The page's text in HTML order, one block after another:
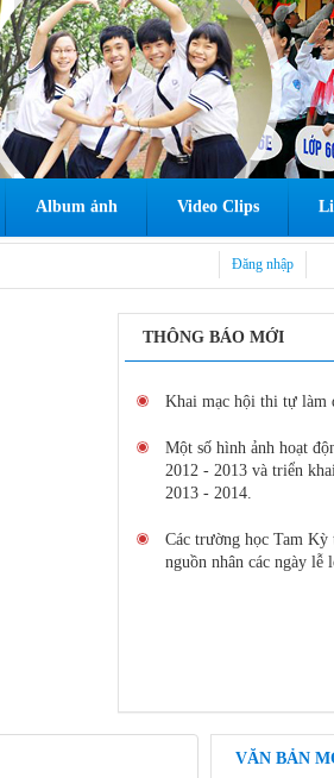
Album ảnh Video Clips
Đăng nhập
THÔNG BÁO MỚI
Khai mạc hội thi tự làm
Một số hình ảnh hoạt
2012 - 2013 và triển
2013 - 2014.
Các trường học Tam Kỳ
nguồn nhân các ngày lễ
VĂN BẢN